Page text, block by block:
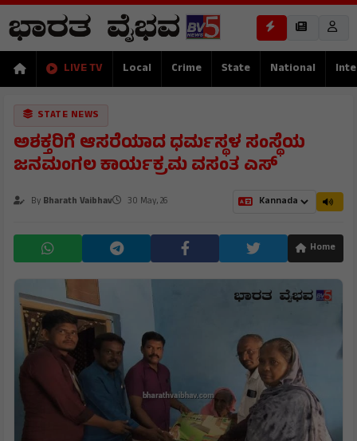
LIVE TV Local Crime State National
STATE NEWS
ಅಶಕ್ತರಿಗೆ ಆಸರೆಯಾದ ಧರ್ಮಸ್ಥಳ ಸಂಸ್ಥೆಯ
ಜನಮಂಗಲ ಕಾರ್ಯಕ್ರಮ ವಸಂತ ಎಸ್
By Bharath Vaibhav 30 May, 26
Home